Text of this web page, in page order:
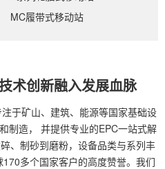
MC履带式移动站
术创新融入发展血脉
于矿山、建筑、能源等国家基础设
制造，
并提供专业的EPC一站式解
、制砂到磨粉，设备品类与系列丰
170多个国家客户的高度赞誉。我们